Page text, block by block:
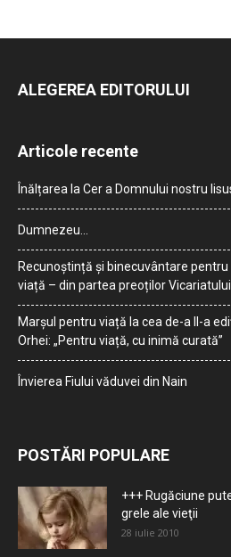
ALEGEREA EDITORULUI
Articole recente
Înălțarea la Cer a Domnului nostru
Dumnezeu…
Recunoștință și binecuvântare
viață – din partea preoților
Marșul pentru viață la cea de-a II-a
Orhei: „Pentru viață, cu inimă curată”
Învierea Fiului văduvei din Nain
POSTĂRI POPULARE
+++ Rugăciune
grele ale vieţii
28 iulie 2010